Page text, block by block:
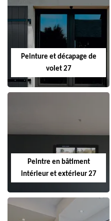
Peinture et décapage de
volet 27
Peintre en bâtiment
intérieur et extérieur 27